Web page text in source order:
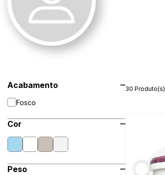
Acabamento
Fosco
Cor
Peso
30 Produto(s)